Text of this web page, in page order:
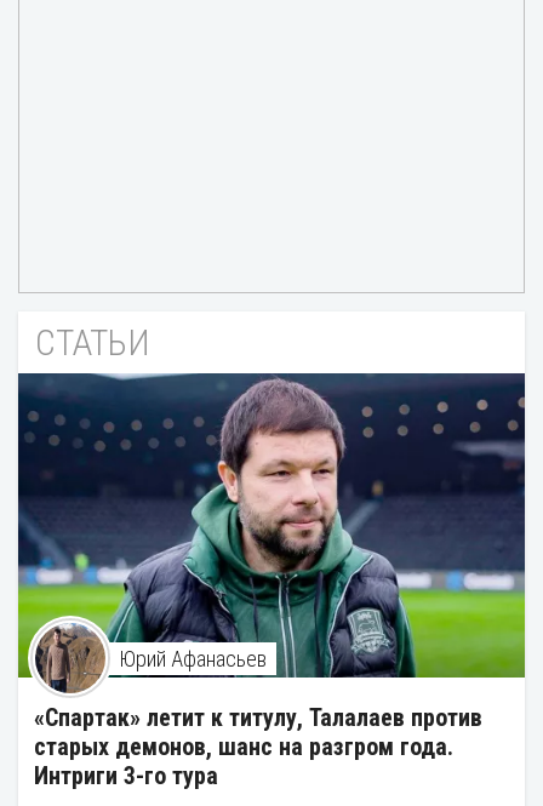
СТАТЬИ
Юрий Афанасьев
«Спартак» летит к титулу, Талалаев против
старых демонов, шанс на разгром года.
Интриги 3-го тура